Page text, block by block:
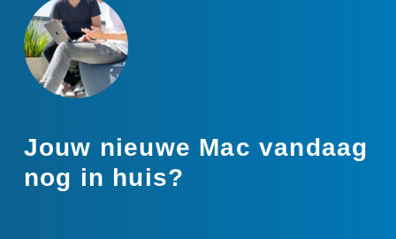
Jouw nieuwe Mac vandaag
nog in huis?